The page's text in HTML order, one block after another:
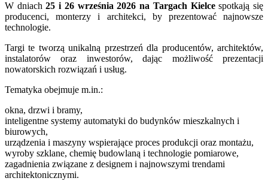
W dniach25 i 26 września 2026 na Targach Kielcespotkają się
producenci, monterzy i architekci, by prezentować najnowsze
technologie.
Targi te tworzą unikalną przestrzeń dla producentów, architektów,
instalatorów oraz inwestorów, dając możliwość prezentacji
nowatorskich rozwiązań i usług.
Tematyka obejmuje m.in.:
okna, drzwi i bramy,
inteligentne systemy automatyki do budynków mieszkalnych i
biurowych,
urządzenia i maszyny wspierające proces produkcji oraz montażu,
wyroby szklane, chemię budowlaną i technologie pomiarowe,
zagadnienia związane z designem i najnowszymi trendami
architektonicznymi.